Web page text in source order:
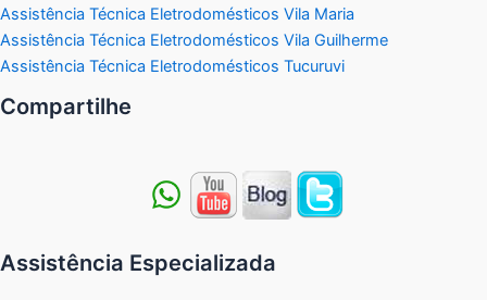
Assistência Técnica Eletrodomésticos Vila Maria
Assistência Técnica Eletrodomésticos Vila Guilherme
Assistência Técnica Eletrodomésticos Tucuruvi
Compartilhe
Assistência Especializada